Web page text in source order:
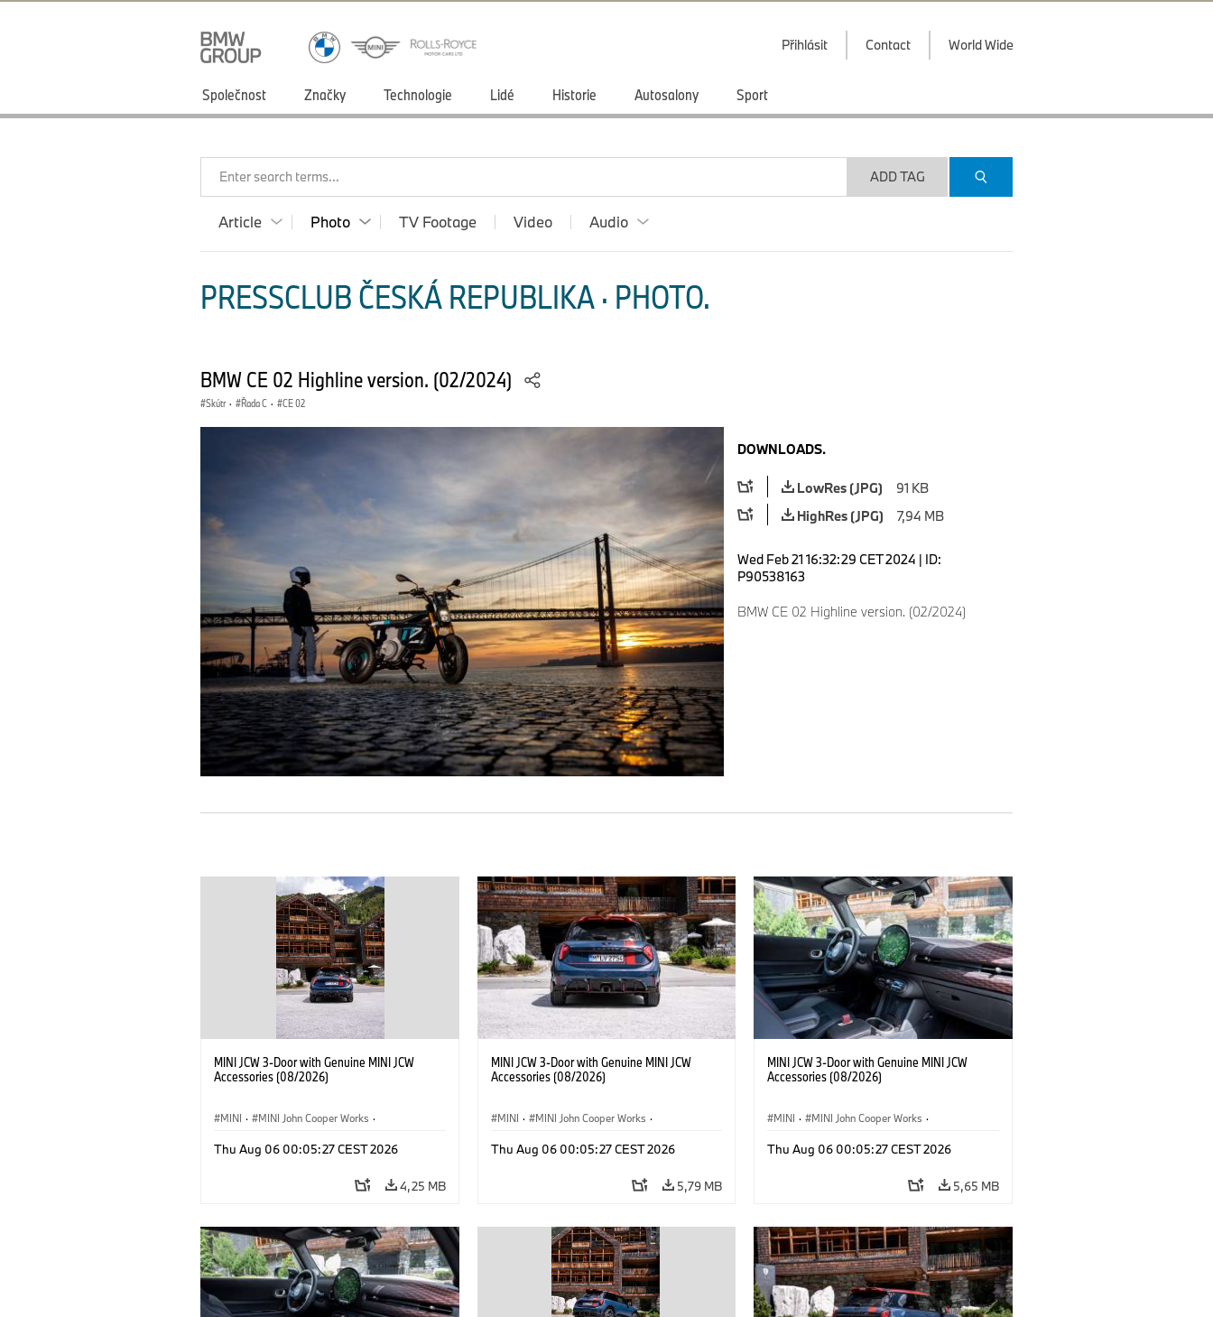
Přihlásit Contact World Wide
Společnost Značky Technologie Lidé Historie Autosalony Sport
Enter search terms... ADD TAG
Article Photo TV Footage Video Audio
PRESSCLUB ČESKÁ REPUBLIKA · PHOTO.
BMW CE 02 Highline version. (02/2024)
Skútr · Řada C · CE 02
DOWNLOADS.
LowRes (JPG)
91 KB
HighRes (JPG)
7,94 MB
Wed Feb 21 16:32:29 CET 2024 | ID:
P90538163
BMW CE 02 Highline version. (02/2024)
MINI JCW 3-Door with Genuine MINI JCW
Accessories (08/2026)
MINI · MINI John Cooper Works ·
Doplňky na přání, příslušenství
Thu Aug 06 00:05:27 CEST 2026
4,25 MB
MINI JCW 3-Door with Genuine MINI JCW
Accessories (08/2026)
MINI · MINI John Cooper Works ·
Doplňky na přání, příslušenství
Thu Aug 06 00:05:27 CEST 2026
5,79 MB
MINI JCW 3-Door with Genuine MINI JCW
Accessories (08/2026)
MINI · MINI John Cooper Works ·
Doplňky na přání, příslušenství
Thu Aug 06 00:05:27 CEST 2026
5,65 MB